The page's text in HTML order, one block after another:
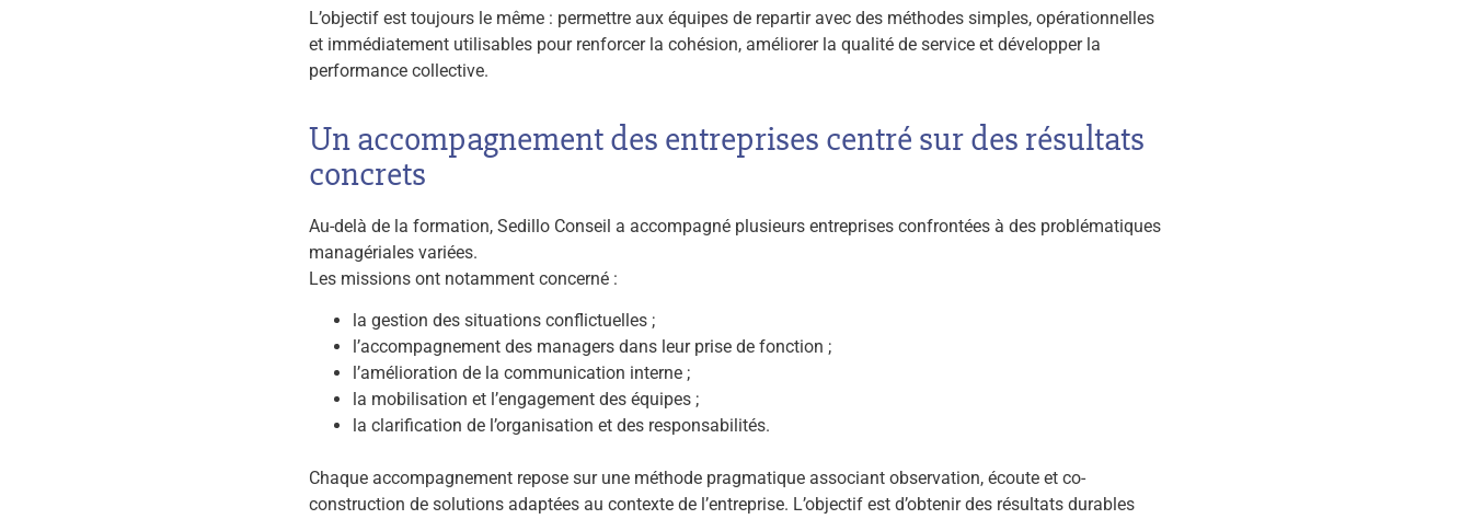
L’objectif est toujours le même : permettre aux équipes de repartir avec des méthodes simples, opérationnelles
et immédiatement utilisables pour renforcer la cohésion, améliorer la qualité de service et développer la
performance collective.
Un accompagnement des entreprises centré sur des résultats
concrets
Au-delà de la formation, Sedillo Conseil a accompagné plusieurs entreprises confrontées à des problématiques
managériales variées.
Les missions ont notamment concerné :
la gestion des situations conflictuelles ;
l’accompagnement des managers dans leur prise de fonction ;
l’amélioration de la communication interne ;
la mobilisation et l’engagement des équipes ;
la clarification de l’organisation et des responsabilités.
Chaque accompagnement repose sur une méthode pragmatique associant observation, écoute et co-
construction de solutions adaptées au contexte de l’entreprise. L’objectif est d’obtenir des résultats durables